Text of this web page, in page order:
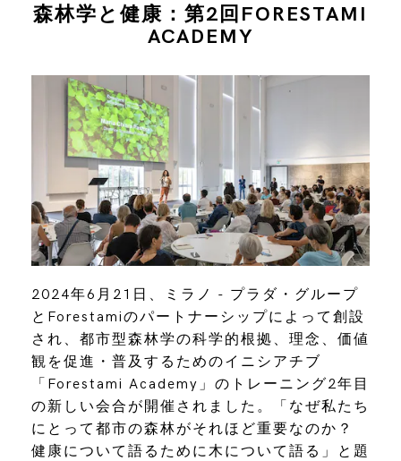
森林学と健康：第2回FORESTAMI
ACADEMY
2024年6月21日、ミラノ - プラダ・グループ
とForestamiのパートナーシップによって創設
され、都市型森林学の科学的根拠、理念、価値
観を促進・普及するためのイニシアチブ
「Forestami Academy」のトレーニング2年目
の新しい会合が開催されました。「なぜ私たち
にとって都市の森林がそれほど重要なのか？
健康について語るために木について語る」と題